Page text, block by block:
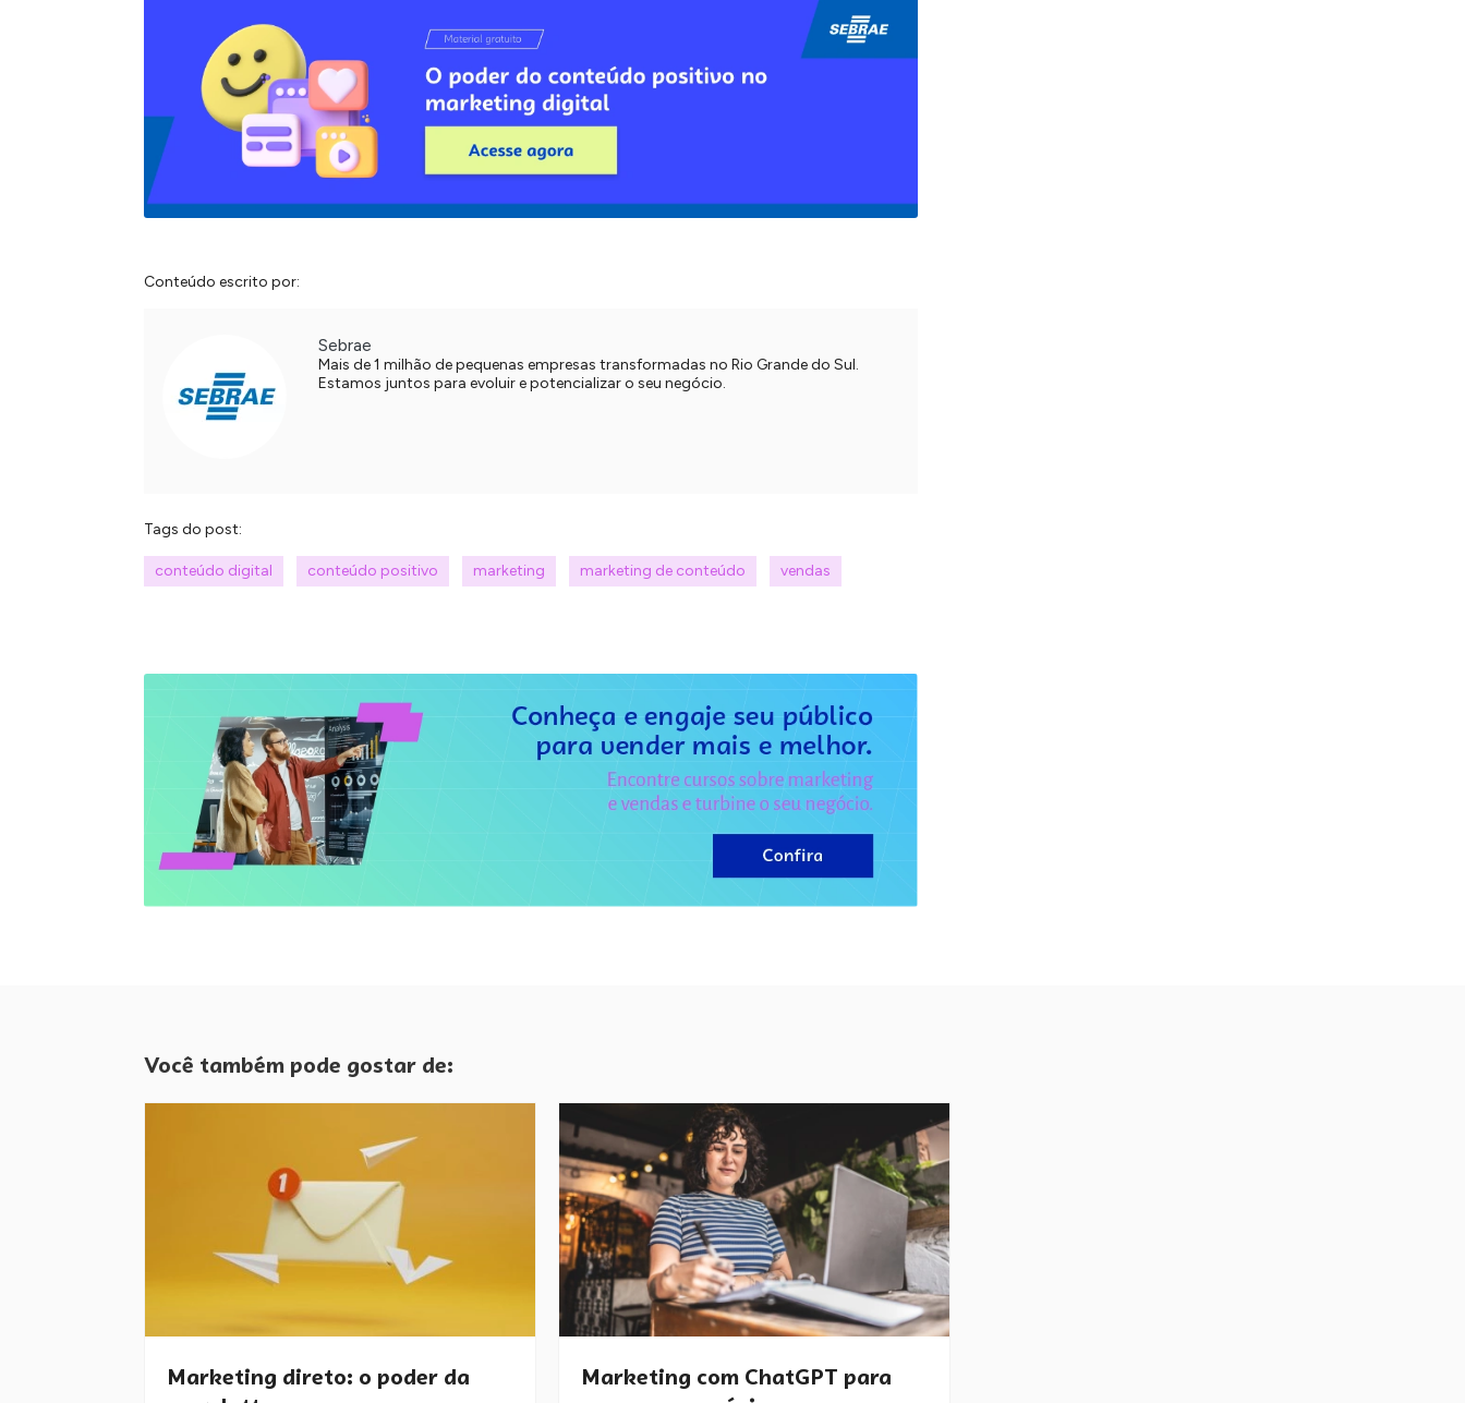
Conteúdo escrito por:
Sebrae
Mais de 1 milhão de pequenas empresas transformadas no Rio Grande do Sul.
Estamos juntos para evoluir e potencializar o seu negócio.
Tags do post:
conteúdo digital conteúdo positivo marketing marketing de conteúdo vendas
Você também pode gostar de:
Marketing direto: o poder da
Marketing com ChatGPT para